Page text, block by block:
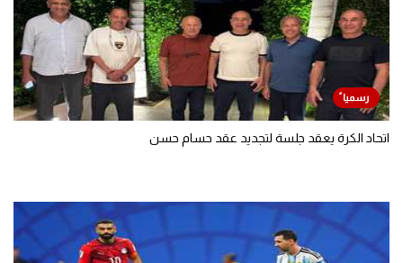
اتحاد الكرة يعقد جلسة لتجديد عقد حسام حسن